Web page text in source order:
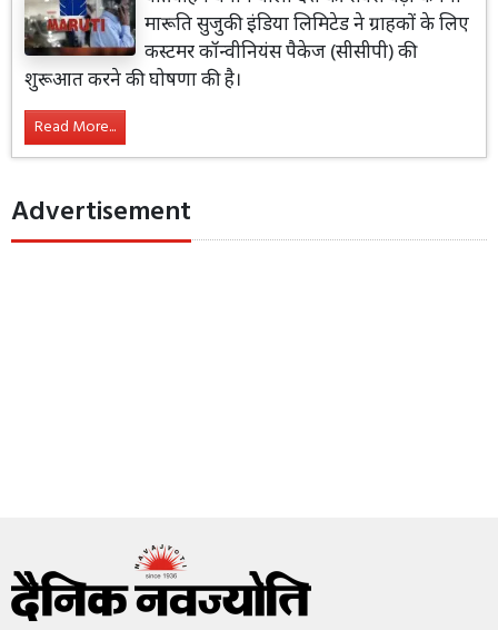
मारूति सुजुकी इंडिया लिमिटेड ने ग्राहकों के लिए
कस्टमर कॉन्वीनियंस पैकेज (सीसीपी) की
शुरूआत करने की घोषणा की है।
Read More...
Advertisement